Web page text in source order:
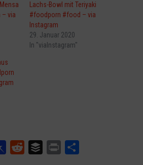
via
Lachs-Bowl mit Teriyaki
#foodporn #food – via
Instagram
29. Januar 2020
In "viaInstagram"
PinboardReddit Buffer Print